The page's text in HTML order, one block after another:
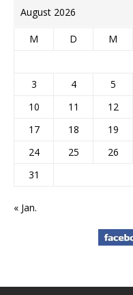
August 2026
M D M
3
4 5
10
11 12
17
18 19
24
25 26
31
« Jan.